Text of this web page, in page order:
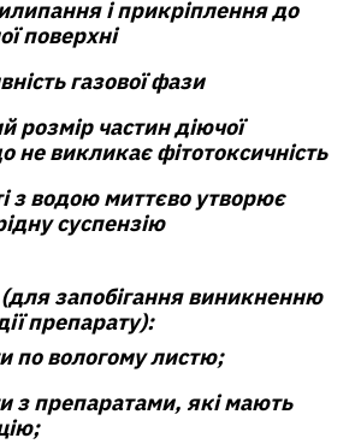
і прикріплення до
поверхні
газової фази
розмір частин діючої
не викликає фітотоксичність
з водою миттєво утворює
суспензію
запобігання виникненню
препарату):
по вологому листю;
з препаратами, які мають